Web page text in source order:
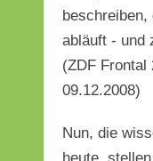
abläuft - und
(ZDF Frontal
09.12.2008)
Nun, die
heute,